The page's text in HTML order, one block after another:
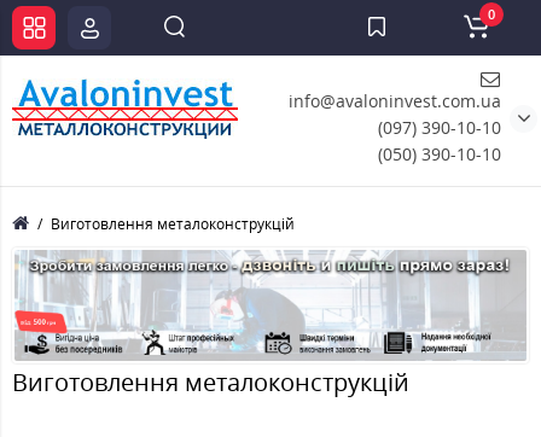
info@avaloninvest.com.ua
(097) 390-10-10
(050) 390-10-10
0
Виготовлення металоконструкцій
Виготовлення металоконструкцій